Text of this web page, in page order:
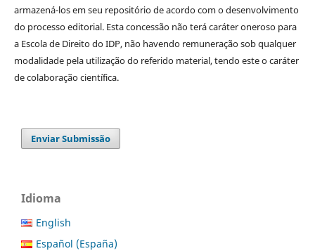
armazená-los em seu repositório de acordo com o desenvolvimento
do processo editorial. Esta concessão não terá caráter oneroso para
a Escola de Direito do IDP, não havendo remuneração sob qualquer
modalidade pela utilização do referido material, tendo este o caráter
de colaboração científica.
Enviar Submissão
Idioma
English
Español (España)